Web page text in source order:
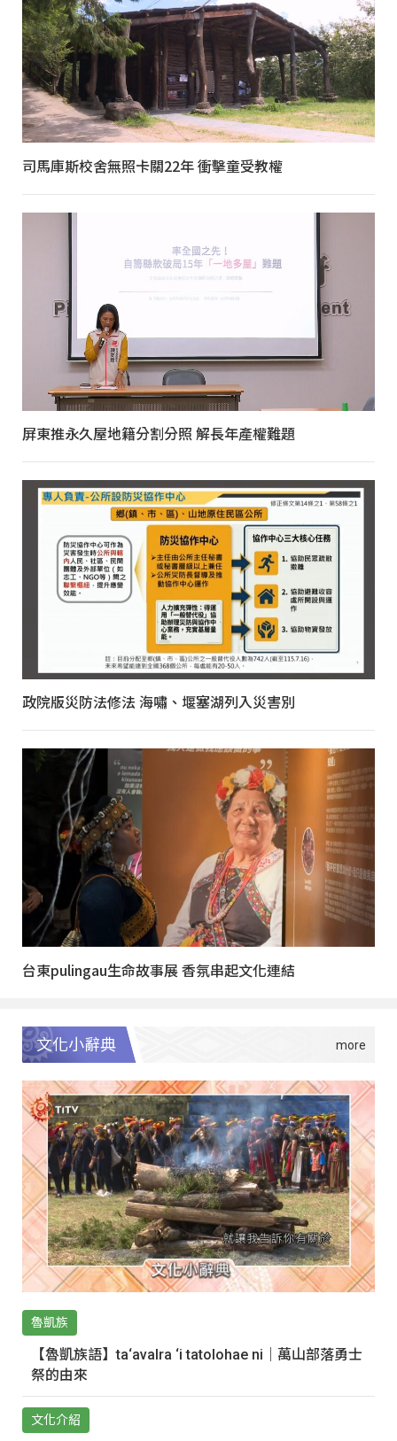
司馬庫斯校舍無照卡關22年 衝擊童受教權
屏東推永久屋地籍分割分照 解長年產權難題
政院版災防法修法 海嘯、堰塞湖列入災害別
台東pulingau生命故事展 香氛串起文化連結
文化小辭典
魯凱族
【魯凱族語】ta‘avalra ‘i tatolohae ni｜萬山部落勇士
祭的由來
文化介紹